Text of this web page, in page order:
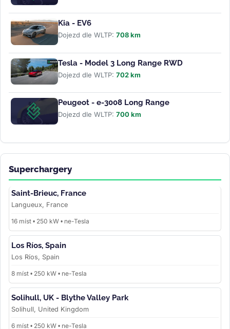
Kia - EV6
Dojezd dle WLTP: 708 km
Tesla - Model 3 Long Range RWD
Dojezd dle WLTP: 702 km
Peugeot - e-3008 Long Range
Dojezd dle WLTP: 700 km
Superchargery
Saint-Brieuc, France
Langueux, France
16 míst • 250 kW • ne-Tesla
Los Ríos, Spain
Los Ríos, Spain
8 míst • 250 kW • ne-Tesla
Solihull, UK - Blythe Valley Park
Solihull, United Kingdom
6 míst • 250 kW • ne-Tesla